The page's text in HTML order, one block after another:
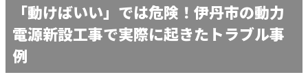
「動けばいい」では危険！伊丹市の動力
電源新設工事で実際に起きたトラブル事
例